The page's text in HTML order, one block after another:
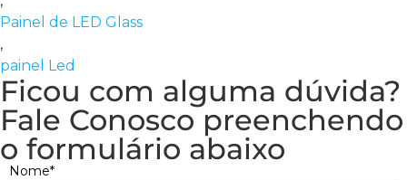
Painel de LED Glass
,
painel Led
Ficou com alguma dúvida?
Fale Conosco preenchendo
o formulário abaixo
Nome*